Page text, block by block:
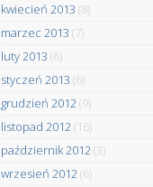
kwiecień 2013 (8)
marzec 2013 (7)
luty 2013 (6)
styczeń 2013 (6)
grudzień 2012(9)
listopad 2012(16)
październik 2012(3)
wrzesień 2012(6)